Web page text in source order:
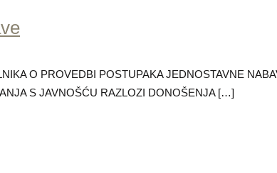
O PROVEDBI POSTUPAKA JEDNOSTAVNE
S JAVNOŠĆU RAZLOZI DONOŠENJA[…]